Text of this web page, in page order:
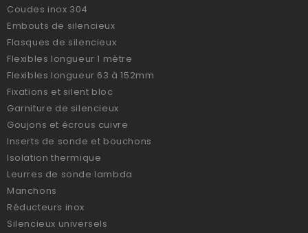
Coudes inox 304
Embouts de silencieux
Flasques de silencieux
Flexibles longueur 1 mètre
Flexibles longueur 63 à 152mm
Fixations et silent bloc
Garniture de silencieux
Goujons et écrous cuivre
Inserts de sonde et bouchons
Isolation thermique
Leurres de sonde lambda
Manchons
Réducteurs inox
Silencieux universels